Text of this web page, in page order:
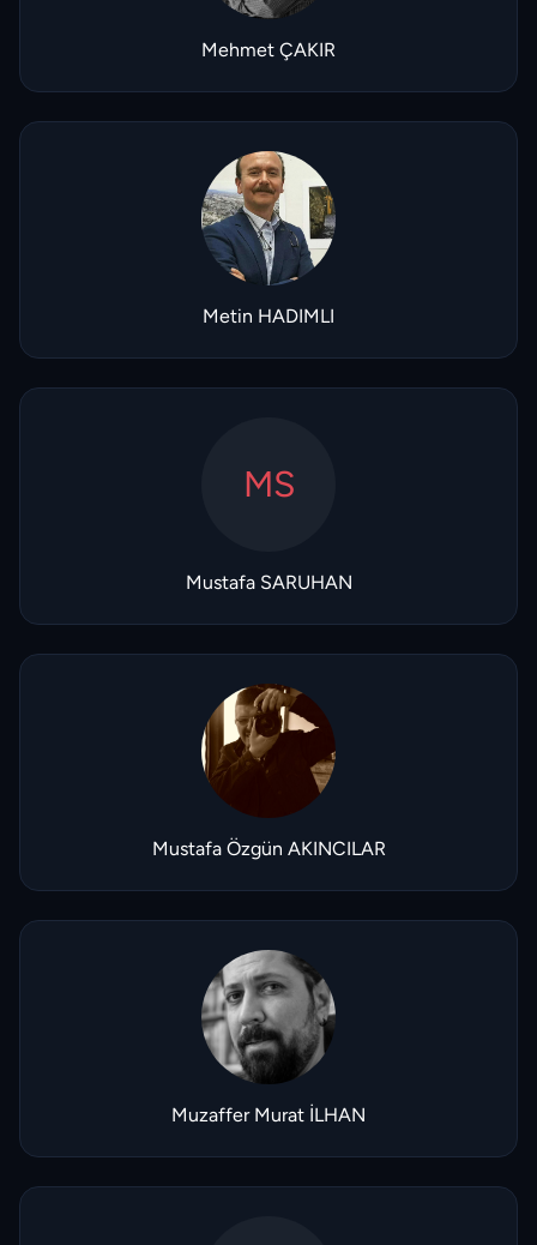
Mehmet ÇAKIR
Metin HADIMLI
MS
Mustafa SARUHAN
Mustafa Özgün AKINCILAR
Muzaffer Murat İLHAN